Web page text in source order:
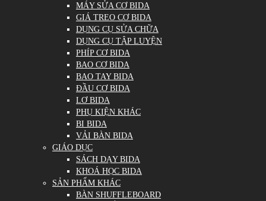
MÁY SỬA CƠ BIDA
GIÁ TREO CƠ BIDA
DỤNG CỤ SỬA CHỮA
DỤNG CỤ TẬP LUYỆN
PHÍP CƠ BIDA
BAO CƠ BIDA
BAO TAY BIDA
ĐẦU CƠ BIDA
LƠ BIDA
PHỤ KIỆN KHÁC
BI BIDA
VẢI BÀN BIDA
GIÁO DỤC
SÁCH DẠY BIDA
KHOÁ HỌC BIDA
SẢN PHẨM KHÁC
BÀN SHUFFLEBOARD